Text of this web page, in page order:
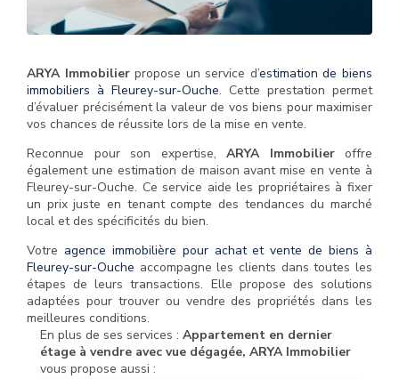
ARYA Immobilierpropose un service d’estimation de biens
immobiliers à Fleurey-sur-Ouche. Cette prestation permet
d’évaluer précisément la valeur de vos biens pour maximiser
vos chances de réussite lors de la mise en vente.
Reconnue pour son expertise, ARYA Immobilieroffre
également une estimation de maison avant mise en vente à
Fleurey-sur-Ouche. Ce service aide les propriétaires à fixer
un prix juste en tenant compte des tendances du marché
local et des spécificités du bien.
Votre agence immobilière pour achat et vente de biens à
Fleurey-sur-Ouche accompagne les clients dans toutes les
étapes de leurs transactions. Elle propose des solutions
adaptées pour trouver ou vendre des propriétés dans les
meilleures conditions.
En plus de ses services : Appartement en dernier
étage à vendre avec vue dégagée, ARYA Immobilier
vous propose aussi :